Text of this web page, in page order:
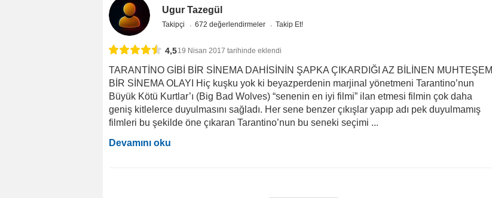
Ugur Tazegül
Takipçi 672 değerlendirmeler Takip Et!
4,519 Nisan 2017 tarihinde eklendi
TARANTİNO GİBİ BİR SİNEMA DAHİSİNİN ŞAPKA ÇIKARDIĞI AZ BİLİNEN MUHTEŞEM
BİR SİNEMA OLAYI Hiç kuşku yok ki beyazperdenin marjinal yönetmeni Tarantino’nun
Büyük Kötü Kurtlar’ı (Big Bad Wolves) “senenin en iyi filmi” ilan etmesi filmin çok daha
geniş kitlelerce duyulmasını sağladı. Her sene benzer çıkışlar yapıp adı pek duyulmamış
filmleri bu şekilde öne çıkaran Tarantino’nun bu seneki seçimi ...
Devamını oku